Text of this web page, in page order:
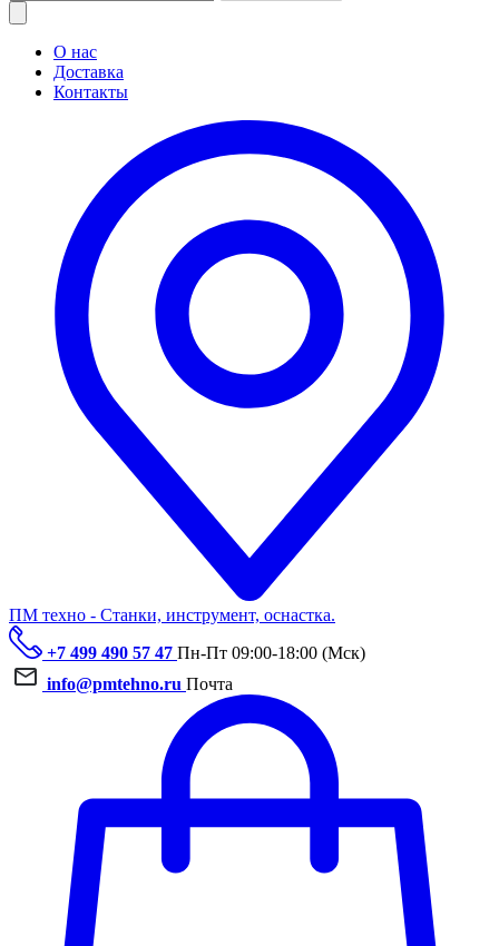
О нас
Доставка
Контакты
ПМ техно - Станки, инструмент, оснастка.
+7 499 490 57 47 Пн-Пт 09:00-18:00 (Мск)
info@pmtehno.ru Почта